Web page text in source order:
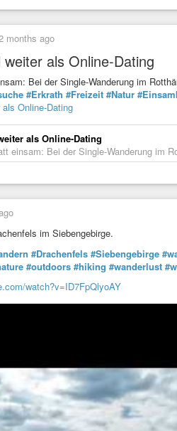
months ago
als Online-Dating
Bei der Single-Wanderung im
#Erkrath #Freizeit #Natur
Online-Dating
als Online-Dating
einsam: Bei der Single-Wanderung im
im Siebengebirge.
#Drachenfels #Siebengebirge
#outdoors #hiking #wanderlust
watch?v=ID7FpQlyoAY